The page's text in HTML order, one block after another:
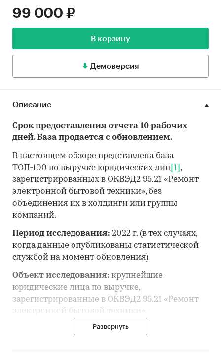
99 000 ₽
В корзину
Демоверсия
Описание
Срок предоставления отчета 10 рабочих
дней. База продается с обновлением.
В настоящем обзоре представлена база
ТОП-100 по выручке юридических лиц [1] ,
зарегистрированных в ОКВЭД2 95.21 «Ремонт
электронной бытовой техники», без
объединения их в холдинги или группы
компаний.
Период исследования: 2022 г. (в тех случаях,
когда данные опубликованы статистической
службой на момент обновления)
Объект исследования: крупнейшие
юридические лица по выручке,
зарегистрированные в ОКВЭД2 95.21 «Ремонт
электронной бытовой техники».
Предмет исследования:географическое
Развернуть